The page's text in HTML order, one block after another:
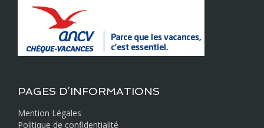
PAGES D’INFORMATIONS
Mention Légales
Politique de confidentialité